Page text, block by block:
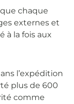
chaque
externes et
à la fois aux
l’expédition
plus de 600
comme